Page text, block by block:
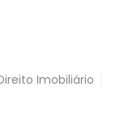
Imobiliário